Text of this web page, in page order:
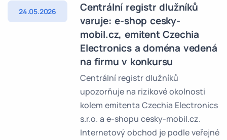
24.05.2026
Centrální registr dlužníků
varuje: e-shop cesky-
mobil.cz, emitent Czechia
Electronics a doména vedená
na firmu v konkursu
Centrální registr dlužníků
upozorňuje na rizikové okolnosti
kolem emitenta Czechia Electronics
s.r.o. a e-shopu cesky-mobil.cz.
Internetový obchod je podle veřejné